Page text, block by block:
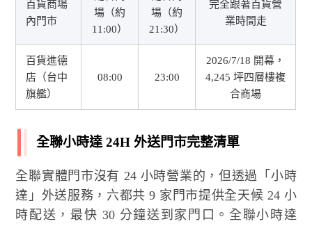
百貨商場
內門市
場（約
11:00）
場（約
21:30）
完全跟著百貨營
業時間走
百貨進德
店（台中
旗艦）
08:00 23:00
2026/7/18 開幕，
4,245 坪四層樓複
合商場
全聯小時達 24H 外送門市完整清單
全聯實體門市沒有 24 小時營業的，但透過「小時
達」外送服務，六都共 9 家門市提供全天候 24 小
時配送，最快 30 分鐘送到家門口。全聯小時達